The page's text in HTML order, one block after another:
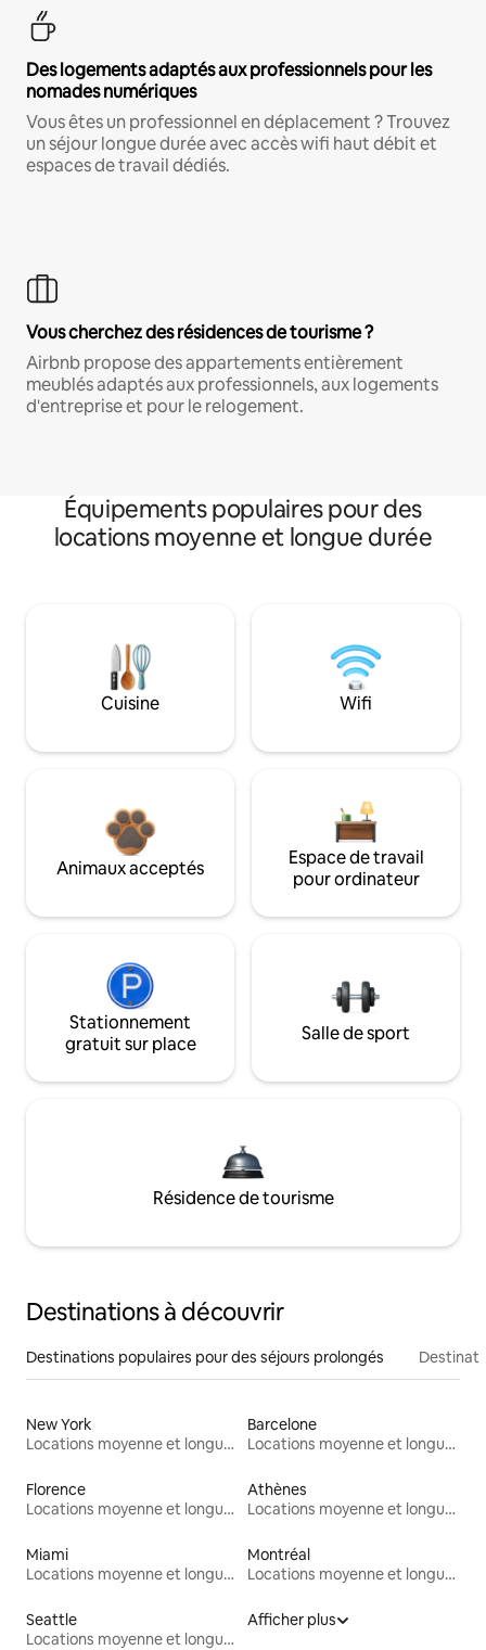
Des logements adaptés aux professionnels pour les
nomades numériques
Vous êtes un professionnel en déplacement ? Trouvez
un séjour longue durée avec accès wifi haut débit et
espaces de travail dédiés.
Vous cherchez des résidences de tourisme ?
Airbnb propose des appartements entièrement
meublés adaptés aux professionnels, aux logements
d'entreprise et pour le relogement.
Équipements populaires pour des
locations moyenne et longue durée
Cuisine Wifi
Animaux acceptés
Espace de travail
pour ordinateur
Stationnement
gratuit sur place
Salle de sport
Résidence de tourisme
Destinations à découvrir
Destinations populaires pour des séjours prolongés
New York
Locations moyenne et longue durée
Barcelone
Locations moyenne et longue durée
Florence
Locations moyenne et longue durée
Athènes
Locations moyenne et longue durée
Miami
Locations moyenne et longue durée
Montréal
Locations moyenne et longue durée
Seattle
Locations moyenne et longue durée
Afficher plus